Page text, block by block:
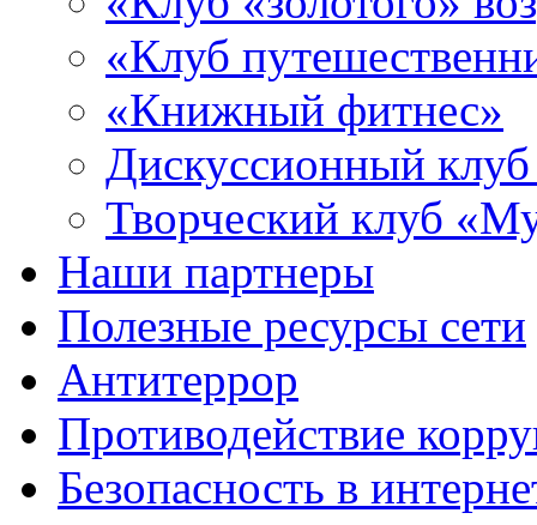
«Клуб
«Книжный фитнес»
Дискуссионный
Творческий клуб
Наши партнеры
Полезные ресурсы сети
Антитеррор
Противодействие
Безопасность в